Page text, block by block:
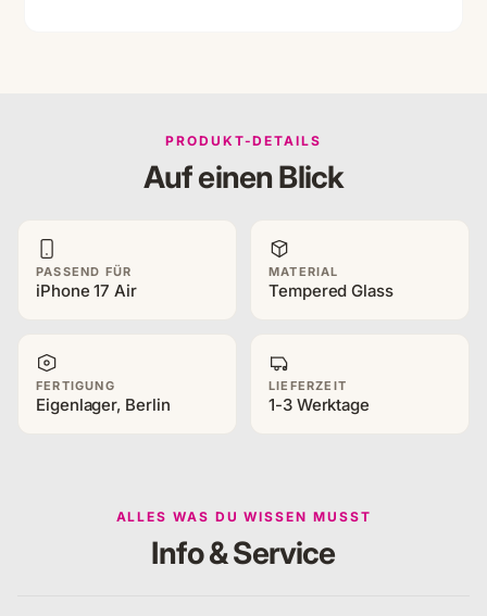
PRODUKT-DETAILS
Auf einen Blick
PASSEND FÜR
iPhone 17 Air
MATERIAL
Tempered Glass
FERTIGUNG
Eigenlager, Berlin
LIEFERZEIT
1-3 Werktage
ALLES WAS DU WISSEN MUSST
Info & Service